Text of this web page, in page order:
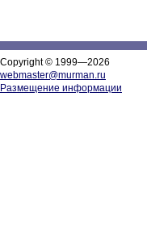
Copyright © 1999—2026
webmaster@murman.ru
Размещение информации